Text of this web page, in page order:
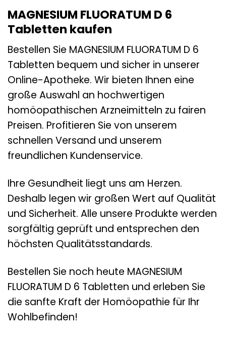
MAGNESIUM FLUORATUM D 6
Tabletten kaufen
Bestellen Sie MAGNESIUM FLUORATUM D 6
Tabletten bequem und sicher in unserer
Online-Apotheke. Wir bieten Ihnen eine
große Auswahl an hochwertigen
homöopathischen Arzneimitteln zu fairen
Preisen. Profitieren Sie von unserem
schnellen Versand und unserem
freundlichen Kundenservice.
Ihre Gesundheit liegt uns am Herzen.
Deshalb legen wir großen Wert auf Qualität
und Sicherheit. Alle unsere Produkte werden
sorgfältig geprüft und entsprechen den
höchsten Qualitätsstandards.
Bestellen Sie noch heute MAGNESIUM
FLUORATUM D 6 Tabletten und erleben Sie
die sanfte Kraft der Homöopathie für Ihr
Wohlbefinden!